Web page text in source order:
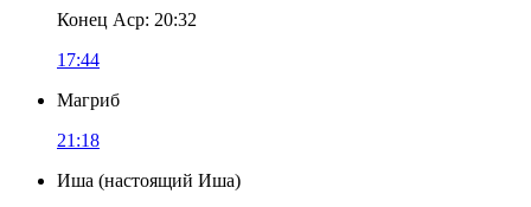
Конец Аср: 20:32
17:44
Магриб
21:18
Иша (настоящий Иша)